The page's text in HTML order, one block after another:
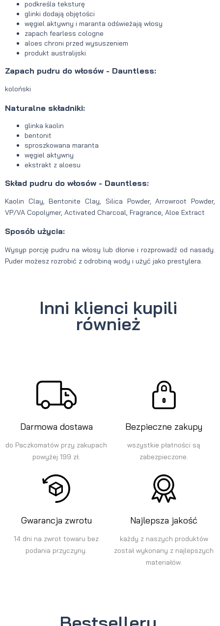
podkreśla teksturę
glinki dodają objętości
węgiel aktywny i maranta odświeżają włosy
zapach fearless cologne
aloes chroni przed wysuszeniem
produkt australijski
Zapach pudru do włosów - Dauntless:
koloński
Naturalne składniki:
glinka kaolin
bentonit
sproszkowana maranta
węgiel aktywny
ekstrakt z aloesu
Skład pudru do włosów - Dauntless:
Kaolin Clay, Bentonite Clay, Silica Powder, Arrowroot Powder,
VP/VA Copolymer, Activated Charcoal, Fragrance, Aloe Extract
Sposób użycia:
Wysyp porcję pudru na włosy lub dłonie i rozprowadź od nasady.
Puder możesz rozrobić z odrobiną wody i użyć jako prestylera.
Inni klienci kupili
również
Darmowa dostawa
do Paczkomatów przy zakupach
powyżej 199 zł.
Bezpieczne zakupy
wszystkie płatności są
zabezpieczone.
Gwarancja zwrotu
14 dni na zwrot towaru bez
podania przyczyny.
Najlepsza jakość
każdy z naszych produktów
został wykonany z najlepszych
materiałów.